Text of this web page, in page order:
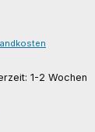
1-2 Wochen